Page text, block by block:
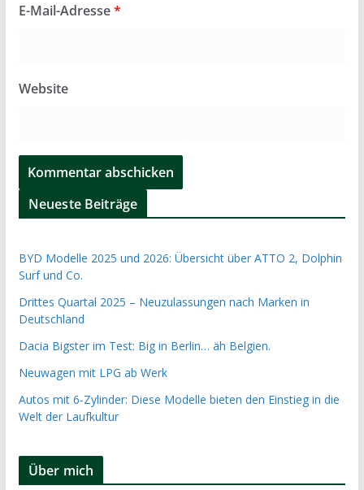
E-Mail-Adresse*
Website
Neueste Beiträge
BYD Modelle 2025 und 2026: Übersicht über ATTO 2, Dolphin
Surf und Co.
Drittes Quartal 2025 – Neuzulassungen nach Marken in
Deutschland
Dacia Bigster im Test: Big in Berlin… äh Belgien.
Neuwagen mit LPG ab Werk
Autos mit 6-Zylinder: Diese Modelle bieten den Einstieg in die
Welt der Laufkultur
Über mich